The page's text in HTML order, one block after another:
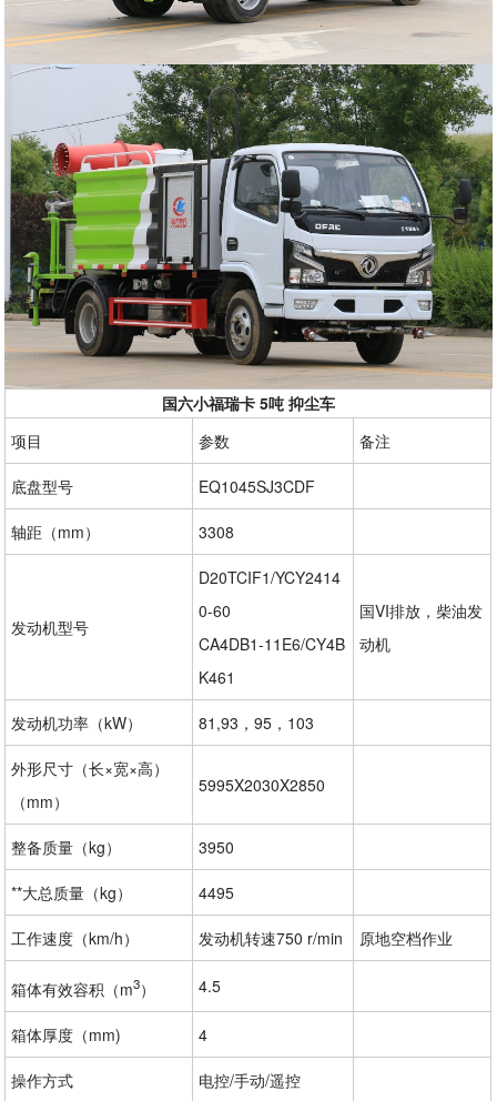
国六小福瑞卡 5吨 抑尘车
项目
参数 备注
底盘型号 EQ1045SJ3CDF
轴距（mm） 3308
发动机型号
D20TCIF1/YCY2414
0-60
CA4DB1-11E6/CY4B
K461
国VI排放，柴油发
动机
发动机功率（kW） 81,93，95，103
外形尺寸（长×宽×高）
（mm）
5995X2030X2850
整备质量（kg） 3950
**大总质量（kg） 4495
工作速度（km/h） 发动机转速750 r/min 原地空档作业
箱体有效容积（m3） 4.5
箱体厚度（mm) 4
操作方式 电控/手动/遥控